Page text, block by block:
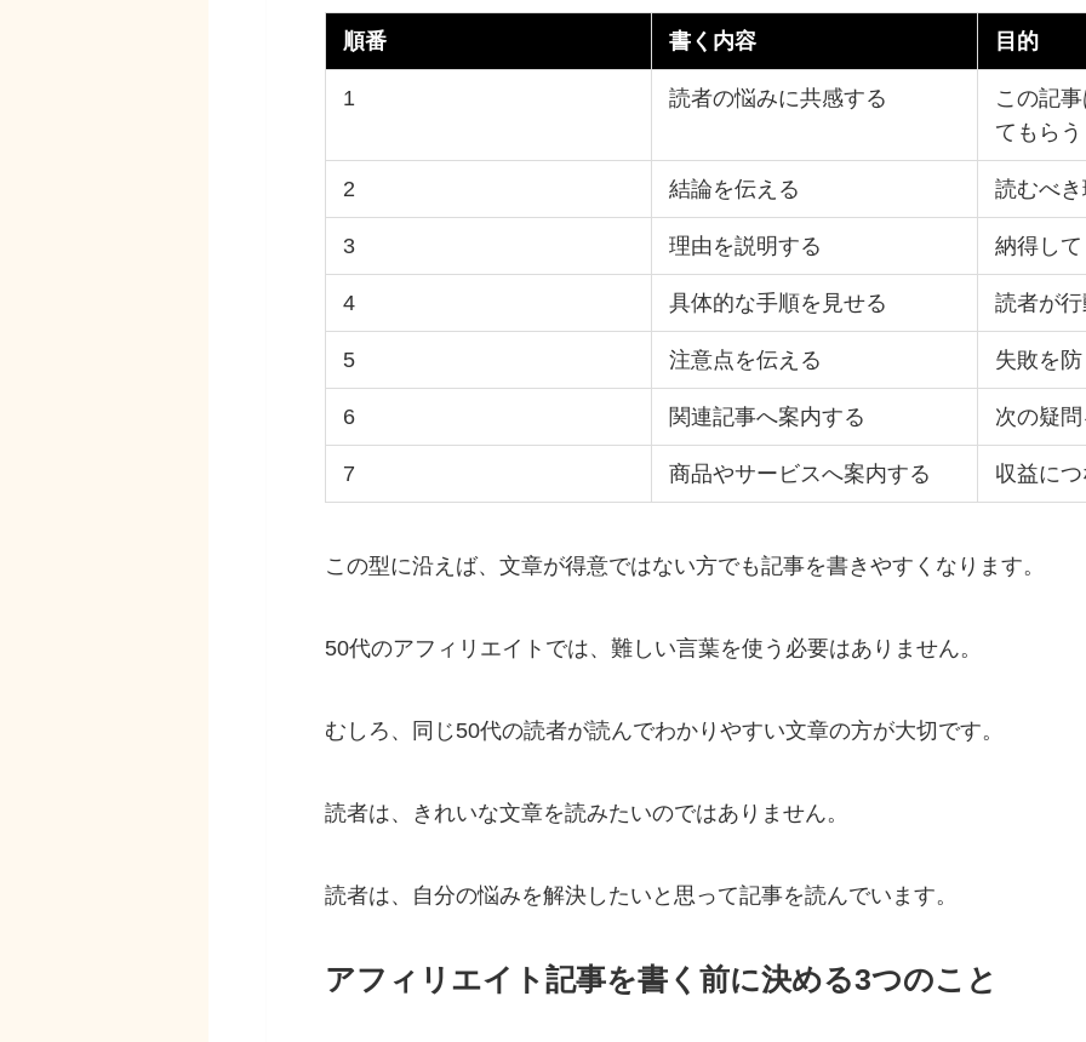
順番 書く内容 目的
1 読者の悩みに共感する
この記
てもらう
2 結論を伝える 読むべ
3 理由を説明する 納得し
4 具体的な手順を見せる 読者が
5 注意点を伝える 失敗を
6 関連記事へ案内する 次の疑
7 商品やサービスへ案内する 収益に
この型に沿えば、文章が得意ではない方でも記事を書きやすくなります。
50代のアフィリエイトでは、難しい言葉を使う必要はありません。
むしろ、同じ50代の読者が読んでわかりやすい文章の方が大切です。
読者は、きれいな文章を読みたいのではありません。
読者は、自分の悩みを解決したいと思って記事を読んでいます。
アフィリエイト記事を書く前に決める3つのこと